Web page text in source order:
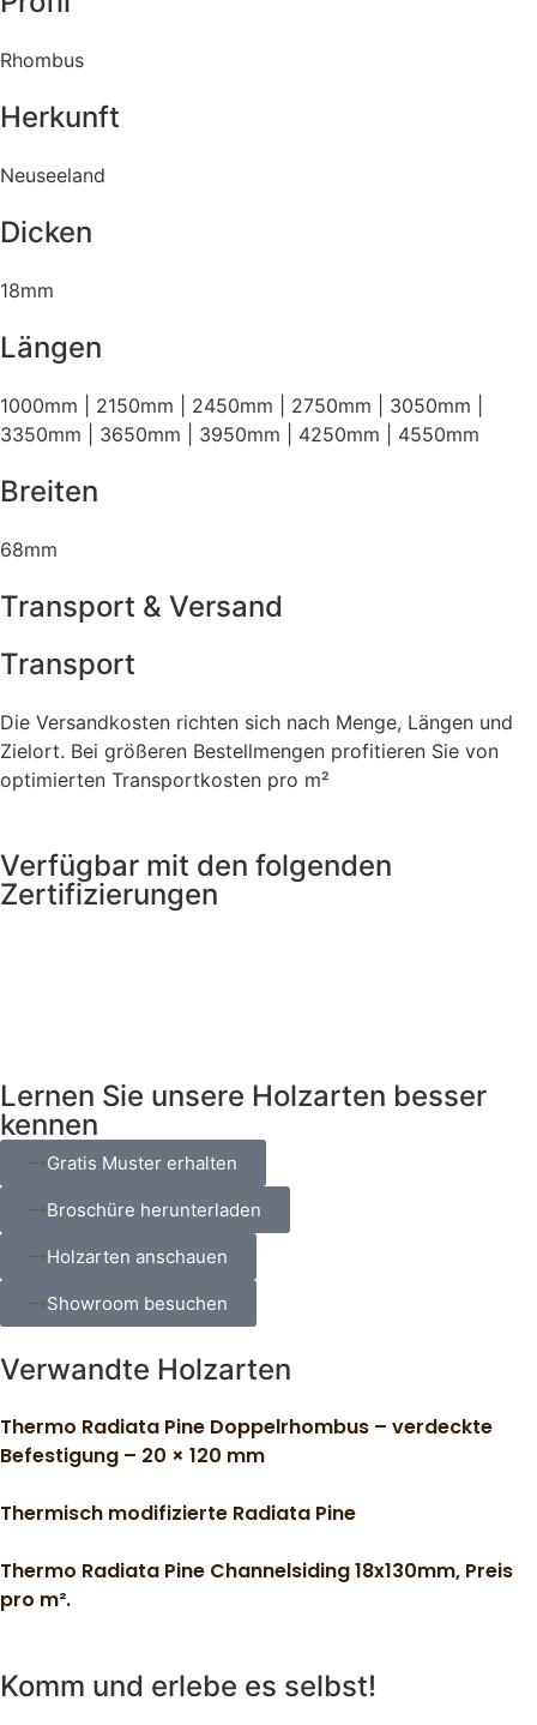
Rhombus
Herkunft
Neuseeland
Dicken
18mm
Längen
1000mm | 2150mm | 2450mm | 2750mm | 3050mm |
3350mm | 3650mm | 3950mm | 4250mm | 4550mm
Breiten
68mm
Transport & Versand
Transport
Die Versandkosten richten sich nach Menge, Längen und
Zielort. Bei größeren Bestellmengen profitieren Sie von
optimierten Transportkosten pro m²
Verfügbar mit den folgenden
Zertifizierungen
Lernen Sie unsere Holzarten besser
kennen
Gratis Muster erhalten
Broschüre herunterladen
Holzarten anschauen
Showroom besuchen
Verwandte Holzarten
Thermo Radiata Pine Doppelrhombus – verdeckte
Befestigung – 20 × 120 mm
Thermisch modifizierte Radiata Pine
Thermo Radiata Pine Channelsiding 18x130mm, Preis
pro m².
Komm und erlebe es selbst!